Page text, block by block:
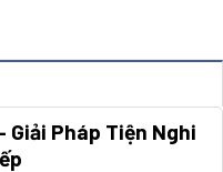
Giải Pháp Tiện Nghi